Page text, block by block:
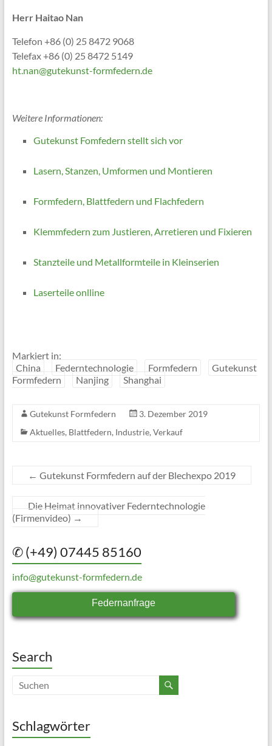
Herr Haitao Nan
Telefon +86 (0) 25 8472 9068
Telefax +86 (0) 25 8472 5149
ht.nan@gutekunst-formfedern.de
Weitere Informationen:
Gutekunst Fomfedern stellt sich vor
Lasern, Stanzen, Umformen und Montieren
Formfedern, Blattfedern und Flachfedern
Klemmfedern zum Justieren, Arretieren und Fixieren
Stanzteile und Metallformteile in Kleinserien
Laserteile onlline
Markiert in:
China
Federntechnologie Formfedern
Gutekunst
Formfedern
Nanjing Shanghai
Gutekunst Formfedern
3. Dezember 2019
Aktuelles, Blattfedern, Industrie, Verkauf
← Gutekunst Formfedern auf der Blechexpo 2019
Die Heimat innovativer Federntechnologie
(Firmenvideo) →
✆ (+49) 07445 85160
info@gutekunst-formfedern.de
Federnanfrage
Search
Schlagwörter